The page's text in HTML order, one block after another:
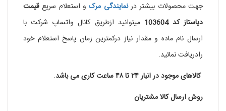
جهت محصولات بیشتر درنمایندگی مرکو استعلام سریع قیمت
دیاستاز کد 103604
میتوانید ازطریق کانال واتساپ شرکت با
ارسال نام ماده و مقدار نیاز درکمترین زمان پاسخ استعلام خود
رادریافت نمائید.
کالاهای موجود در انبار ۲۴ تا ۴۸ ساعت کاری می باشد.
روش ارسال کالا مشتریان